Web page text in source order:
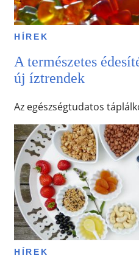
HÍREK
A természetes
új íztrendek
Az egészségtudatos
HÍREK